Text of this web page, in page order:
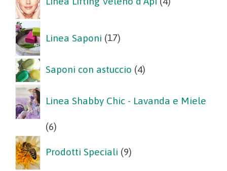
prodotti
Linea Saponi 17prodotti
Saponi con astuccio 44
Linea Shabby Chic - Lavanda e Miele
66
Prodotti Speciali 9prodotti